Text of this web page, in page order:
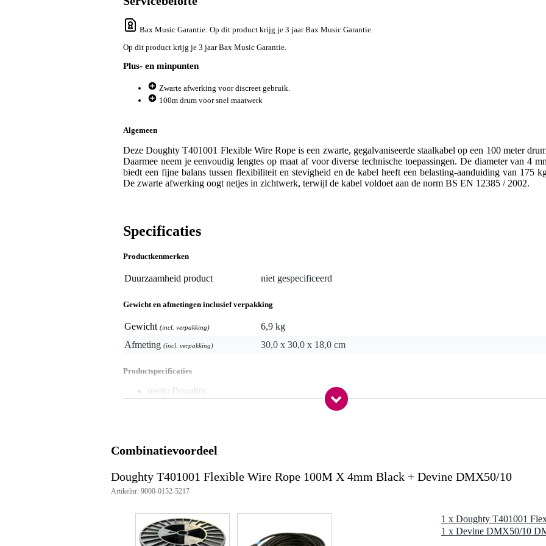
Bax Music Garantie: Op dit product krijg je 3 jaar Bax Music Garantie.
Op dit product krijg je 3 jaar Bax Music Garantie.
Plus- en minpunten
Zwarte afwerking voor discreet gebruik.
100m drum voor snel maatwerk
Algemeen
Deze Doughty T401001 Flexible Wire Rope is een zwarte, gegalvaniseerde staalkabel op een 100 meter
Daarmee neem je eenvoudig lengtes op maat af voor diverse technische toepassingen. De diameter van 4
biedt een fijne balans tussen flexibiliteit en stevigheid en de kabel heeft een belasting-aanduiding van 175
De zwarte afwerking oogt netjes in zichtwerk, terwijl de kabel voldoet aan de norm BS EN 12385 / 2002.
Specificaties
Productkenmerken
Duurzaamheid product niet gespecificeerd
Gewicht en afmetingen inclusief verpakking
Gewicht (incl. verpakking)
6,9 kg
Afmeting (incl. verpakking) 30,0 x 30,0 x 18,0 cm
Productspecificaties
merk: Doughty
artikelnummer/part number: T401001
lengte: 100 m
diameter: 4 mm
norm/standaard: BS EN 12385 / 2002
verpakking: 100 m drum/haspel
Combinatievoordeel
Doughty T401001 Flexible Wire Rope 100M X 4mm Black + Devine DMX50/10
Artikelnr: 9000-0152-5217